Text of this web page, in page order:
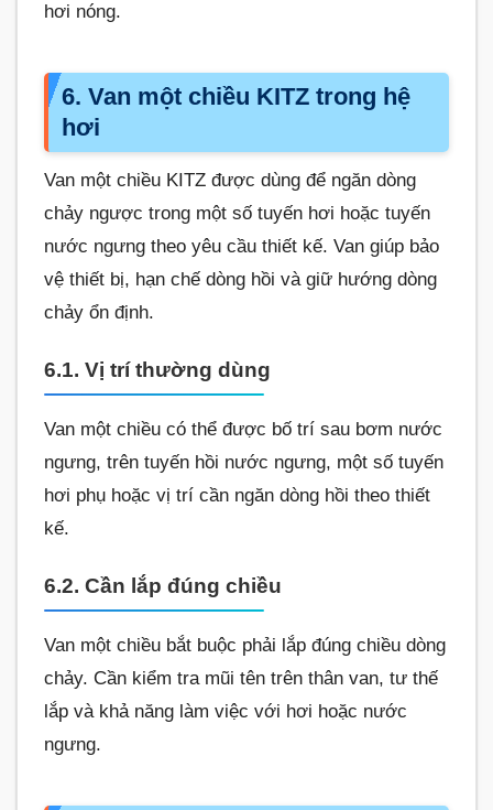
hơi nóng.
6. Van một chiều KITZ trong hệ
hơi
Van một chiều KITZ được dùng để ngăn dòng
chảy ngược trong một số tuyến hơi hoặc tuyến
nước ngưng theo yêu cầu thiết kế. Van giúp bảo
vệ thiết bị, hạn chế dòng hồi và giữ hướng dòng
chảy ổn định.
6.1. Vị trí thường dùng
Van một chiều có thể được bố trí sau bơm nước
ngưng, trên tuyến hồi nước ngưng, một số tuyến
hơi phụ hoặc vị trí cần ngăn dòng hồi theo thiết
kế.
6.2. Cần lắp đúng chiều
Van một chiều bắt buộc phải lắp đúng chiều dòng
chảy. Cần kiểm tra mũi tên trên thân van, tư thế
lắp và khả năng làm việc với hơi hoặc nước
ngưng.